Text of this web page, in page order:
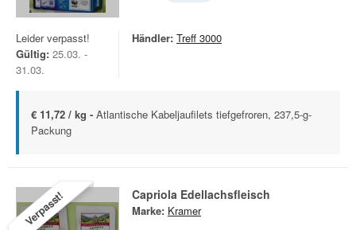
Leider verpasst!
Gültig: 25.03. -
31.03.
Händler: Treff 3000
€ 11,72 / kg - Atlantische Kabeljaufilets tiefgefroren, 237,5-g-
Packung
Verpasst! Capriola Edellachsfleisch
Marke: Kramer